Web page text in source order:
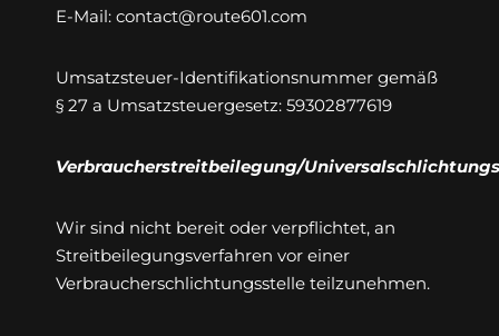
E-Mail: contact@route601.com
Umsatzsteuer-Identifikationsnummer gemäß
§ 27 a Umsatzsteuergesetz: 59302877619
Verbraucherstreitbeilegung/
Wir sind nicht bereit oder verpflichtet, an
Streitbeilegungsverfahren vor einer
Verbraucherschlichtungsstelle teilzunehmen.